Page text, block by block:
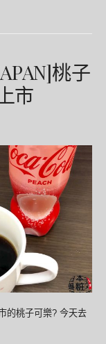
桃子
市
的桃子可樂? 今天去